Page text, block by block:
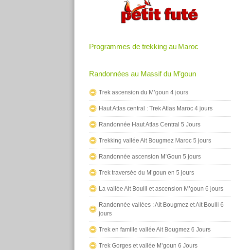
Programmes de trekking au Maroc
Randonnées au Massif du M’goun
Trek ascension du M’goun 4 jours
Haut Atlas central : Trek Atlas Maroc 4 jours
Randonnée Haut Atlas Central 5 Jours
Trekking vallée Ait Bougmez Maroc 5 jours
Randonnée ascension M’Goun 5 jours
Trek traversée du M’goun en 5 jours
La vallée Ait Boulli et ascension M’goun 6 jours
Randonnée vallées : Ait Bougmez et Ait Boulli 6
jours
Trek en famille vallée Ait Bougmez 6 Jours
Trek Gorges et vallée M’goun 6 Jours